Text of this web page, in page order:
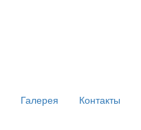
Галерея Контакты